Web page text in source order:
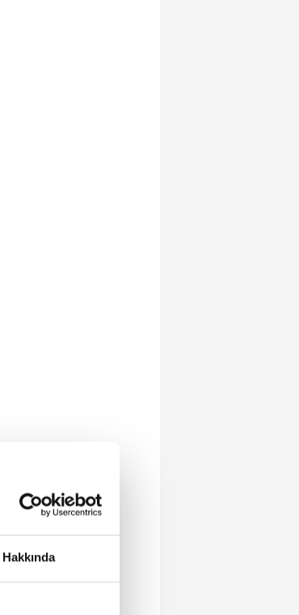
Hakkında